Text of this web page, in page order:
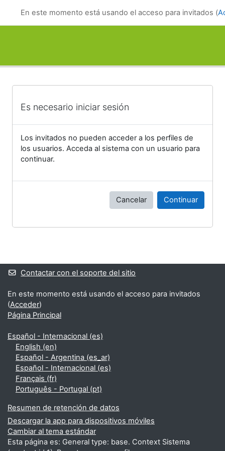
En este momento está usando el acceso para invitados (
Es necesario iniciar sesión
Los invitados no pueden acceder a los perfiles de
los usuarios. Acceda al sistema con un usuario para
continuar.
Cancelar Continuar
Bloques suplementarios
Contactar con el soporte del sitio
En este momento está usando el acceso para invitados
(Acceder)
Página Principal
Español - Internacional ‎(es)‎
English ‎(en)‎
Español - Argentina ‎(es_ar)‎
Español - Internacional ‎(es)‎
Français ‎(fr)‎
Português - Portugal ‎(pt)‎
Resumen de retención de datos
Descargar la app para dispositivos móviles
Cambiar al tema estándar
Esta página es: General type: base. Context Sistema